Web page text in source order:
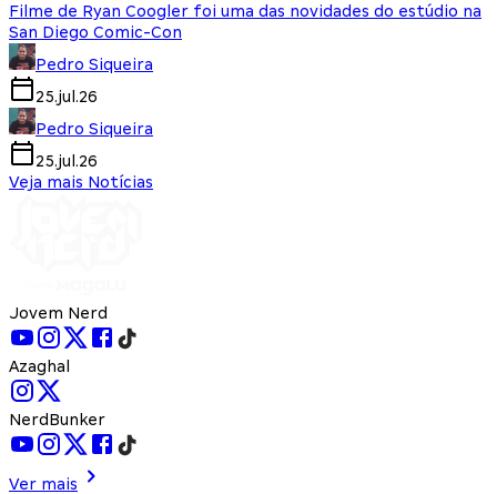
Filme de Ryan Coogler foi uma das novidades do estúdio na
San Diego Comic-Con
Pedro Siqueira
25.jul.26
Pedro Siqueira
25.jul.26
Veja mais Notícias
Jovem Nerd
Azaghal
NerdBunker
Ver mais